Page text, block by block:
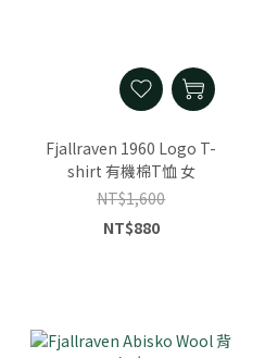
Fjallraven 1960 Logo T-
shirt 有機棉T恤 女
NT$1,600
NT$880